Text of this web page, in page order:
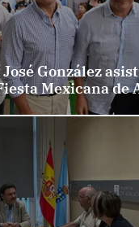
González
Mexicana de